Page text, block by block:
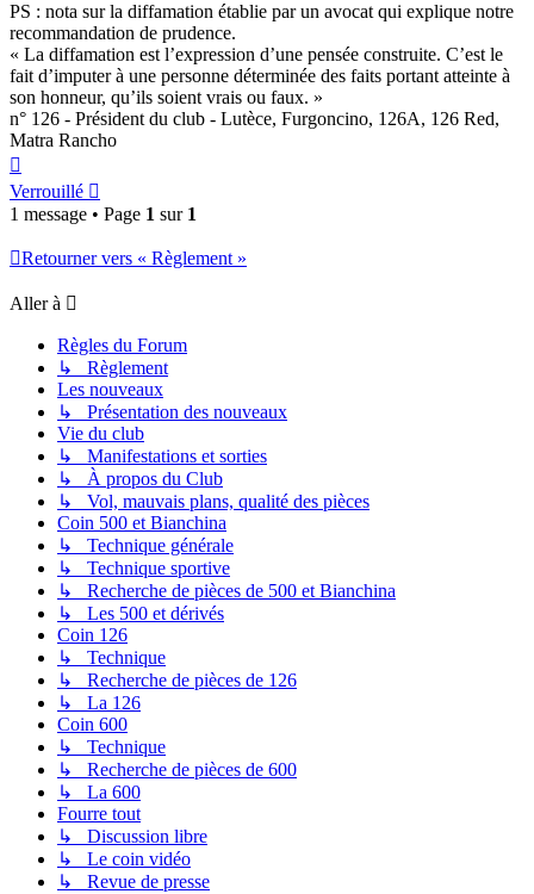
PS : nota sur la diffamation établie par un avocat qui explique notre
recommandation de prudence.
« La diffamation est l’expression d’une pensée construite. C’est le
fait d’imputer à une personne déterminée des faits portant atteinte à
son honneur, qu’ils soient vrais ou faux. »
n° 126 - Président du club - Lutèce, Furgoncino, 126A, 126 Red,
Matra Rancho
Verrouillé
1 message • Page 1 sur 1
Retourner vers « Règlement »
Aller à
Règles du Forum
↳ Règlement
Les nouveaux
↳ Présentation des nouveaux
Vie du club
↳ Manifestations et sorties
↳ À propos du Club
↳ Vol, mauvais plans, qualité des pièces
Coin 500 et Bianchina
↳ Technique générale
↳ Technique sportive
↳ Recherche de pièces de 500 et Bianchina
↳ Les 500 et dérivés
Coin 126
↳ Technique
↳ Recherche de pièces de 126
↳ La 126
Coin 600
↳ Technique
↳ Recherche de pièces de 600
↳ La 600
Fourre tout
↳ Discussion libre
↳ Le coin vidéo
↳ Revue de presse